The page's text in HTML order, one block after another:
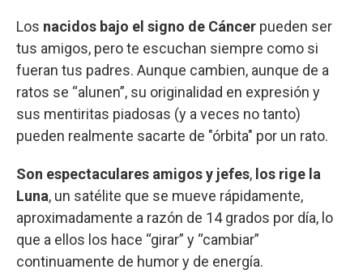
Los nacidos bajo el signo de Cáncer pueden ser
tus amigos, pero te escuchan siempre como si
fueran tus padres. Aunque cambien, aunque de a
ratos se “alunen”, su originalidad en expresión y
sus mentiritas piadosas (y a veces no tanto)
pueden realmente sacarte de "órbita" por un rato.
Son espectaculares amigos y jefes, los rige la
Luna, un satélite que se mueve rápidamente,
aproximadamente a razón de 14 grados por día, lo
que a ellos los hace “girar” y “cambiar”
continuamente de humor y de energía.